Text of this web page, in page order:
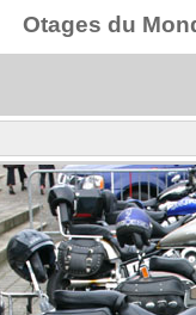
Otages du